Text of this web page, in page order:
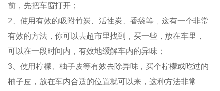
前，先把车窗打开；
2、使用有效的吸附竹炭、活性炭、香袋等，这有一个非常
有效的方法，你可以去超市里找到，买一些，放在车里，
可以在一段时间内，有效地缓解车内的异味；
3、使用柠檬、柚子皮等有效去除异味，买个柠檬或吃过的
柚子皮，放在车内合适的位置就可以来，这种方法非常